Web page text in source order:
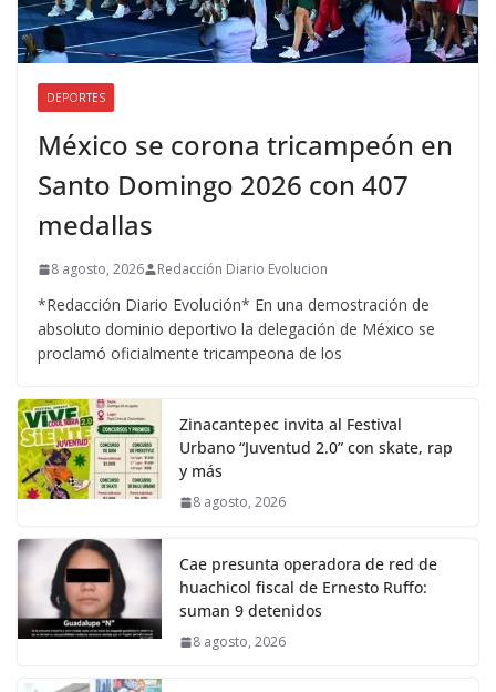
DEPORTES
México se corona tricampeón en
Santo Domingo 2026 con 407
medallas
8 agosto, 2026 Redacción Diario Evolucion
*Redacción Diario Evolución* En una demostración de
absoluto dominio deportivo la delegación de México se
proclamó oficialmente tricampeona de los
Zinacantepec invita al Festival
Urbano “Juventud 2.0” con skate, rap
y más
8 agosto, 2026
Cae presunta operadora de red de
huachicol fiscal de Ernesto Ruffo:
suman 9 detenidos
8 agosto, 2026